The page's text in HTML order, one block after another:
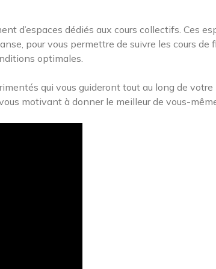
d’espaces dédiés aux cours collectifs. Ces
pour vous permettre de suivre les cours de
optimales.
qui vous guideront tout au long de votre
motivant à donner le meilleur de vous-